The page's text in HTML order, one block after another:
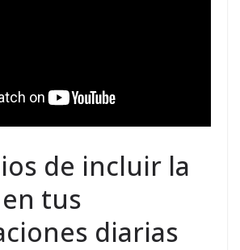
de incluir la
tus
diarias